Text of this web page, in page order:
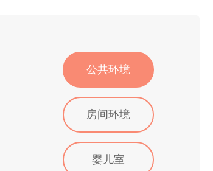
公共环境
房间环境
婴儿室